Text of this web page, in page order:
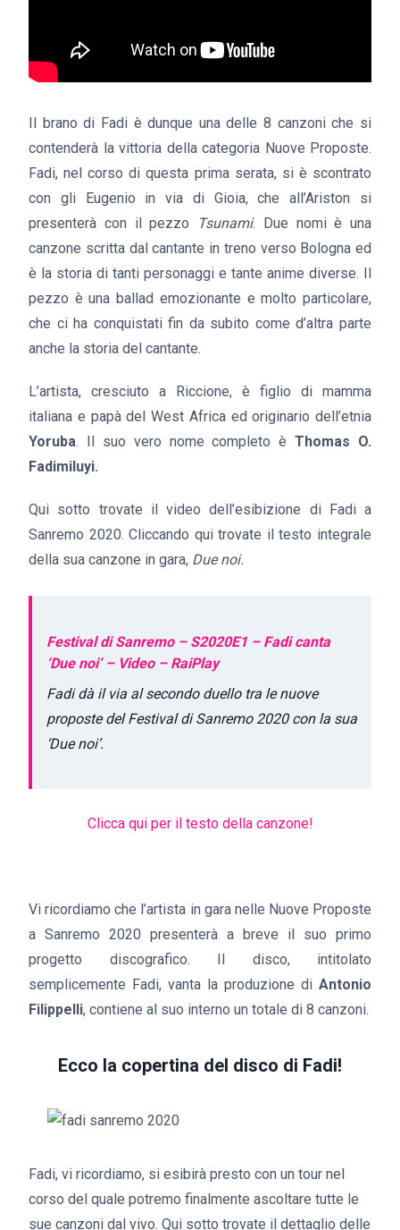
Il brano di Fadi è dunque una delle 8 canzoni che si
contenderà la vittoria della categoria Nuove Proposte.
Fadi, nel corso di questa prima serata, si è scontrato
con gli Eugenio in via di Gioia, che all’Ariston si
presenterà con il pezzo
Tsunami. Due nomi è una
canzone scritta dal cantante in treno verso Bologna ed
è la storia di tanti personaggi e tante anime diverse. Il
pezzo è una ballad emozionante e molto particolare,
che ci ha conquistati fin da subito come d’altra parte
anche la storia del cantante.
L’artista, cresciuto a Riccione, è figlio di mamma
italiana e papà del West Africa ed originario dell’etnia
Yoruba. Il suo vero nome completo èThomas O.
Fadimiluyi.
Qui sotto trovate il video dell’esibizione di Fadi a
Sanremo 2020. Cliccando qui trovate il testo integrale
della sua canzone in gara, Due noi.
Festival di Sanremo – S2020E1 – Fadi canta
‘Due noi’ – Video – RaiPlay
Fadi dà il via al secondo duello tra le nuove
proposte del Festival di Sanremo 2020 con la sua
‘Due noi’.
Clicca qui per il testo della canzone!
Vi ricordiamo che l’artista in gara nelle Nuove Proposte
a Sanremo 2020 presenterà a breve il suo primo
progetto discografico. Il disco, intitolato
semplicemente Fadi, vanta la produzione di Antonio
Filippelli, contiene al suo interno un totale di 8 canzoni.
Ecco la copertina del disco di Fadi!
Fadi, vi ricordiamo, si esibirà presto con un tour nel
corso del quale potremo finalmente ascoltare tutte le
sue canzoni dal vivo. Qui sotto trovate il dettaglio delle